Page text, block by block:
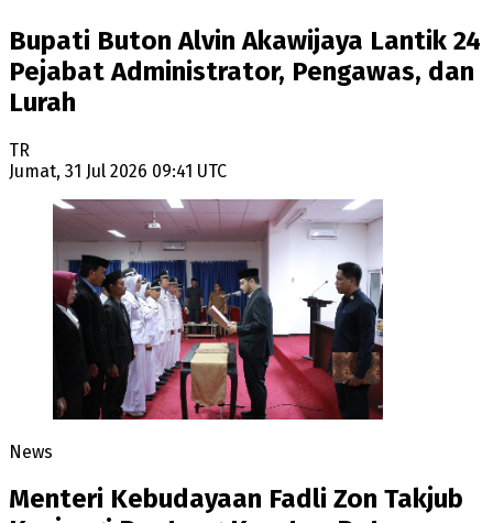
Bupati Buton Alvin Akawijaya Lantik 24
Pejabat Administrator, Pengawas, dan
Lurah
TR
Jumat, 31 Jul 2026 09:41 UTC
News
Menteri Kebudayaan Fadli Zon Takjub